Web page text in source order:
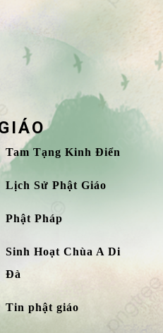
Tam Tạng Kinh Điển
Lịch Sử Phật Giáo
Phật Pháp
Sinh Hoạt Chùa A Di
Đà
Tin phật giáo